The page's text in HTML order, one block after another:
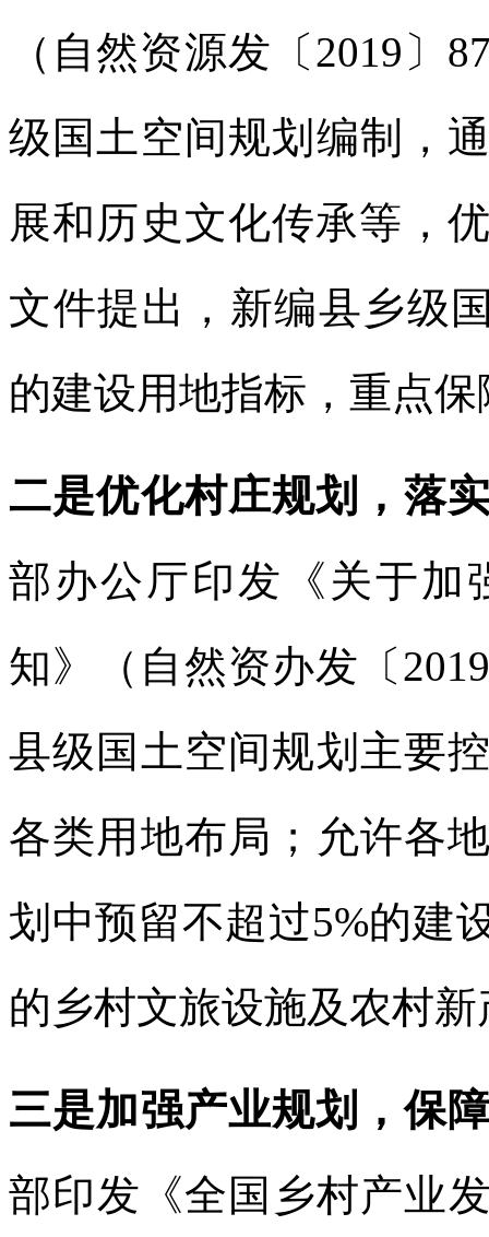
（自然资源发〔2019〕
级国土空间规划编制，
展和历史文化传承等，
文件提出，新编县乡级
的建设用地指标，重点
二是优化村庄规划，落
部办公厅印发《关于加
知》（自然资办发〔
县级国土空间规划主要
各类用地布局；允许各
划中预留不超过5%的建
的乡村文旅设施及农村
三是加强产业规划，保
部印发《全国乡村产业